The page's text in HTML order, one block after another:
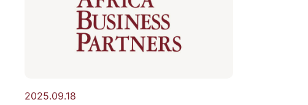
2025.09.18